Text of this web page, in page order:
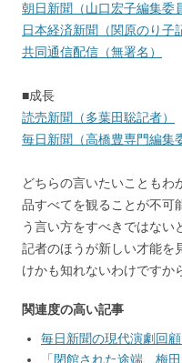
朝日新聞（山口宏子編集委
日本経済新聞（関原のり子
共同通信配信（無署名）
■成長
読売新聞（多葉田聡記者）
毎日新聞（高橋豊専門編集
どちらの言いたいこともわ
品すべてを観ることが不可
う言い方をすべきではない
記者のほうが新しい才能を
けかも知れないわけですか
関連度の高い記事
毎日新聞の現代演劇回
「閉館された途端、梅